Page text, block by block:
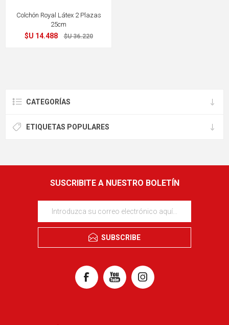
Colchón Royal Látex 2 Plazas
25cm
$U 14.488 $U 36.220
CATEGORÍAS
ETIQUETAS POPULARES
SUSCRIBITE A NUESTRO BOLETÍN
SUBSCRIBE